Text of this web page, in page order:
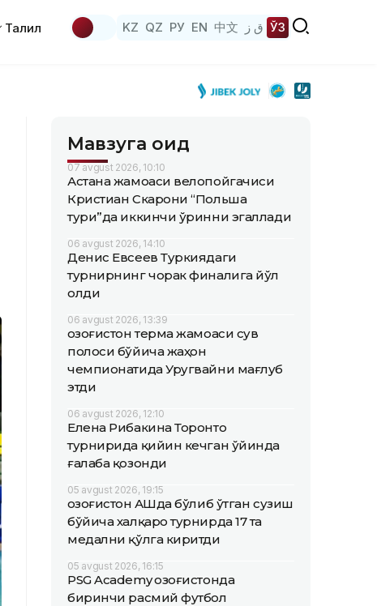
Таҳлил KZ QZ РУ EN 中文 ق ز ЎЗ
Мавзуга оид
07 avgust 2026, 10:10
Астана жамоаси велопойгачиси
Кристиан Скарони “Польша
тури”да иккинчи ўринни эгаллади
06 avgust 2026, 14:10
Денис Евсеев Туркиядаги
турнирнинг чорак финалига йўл
олди
06 avgust 2026, 13:39
Қозоғистон терма жамоаси сув
полоси бўйича жаҳон
чемпионатида Уругвайни мағлуб
этди
06 avgust 2026, 12:10
Елена Рибакина Торонто
турнирида қийин кечган ўйинда
ғалаба қозонди
05 avgust 2026, 19:15
Қозоғистон АҚШда бўлиб ўтган сузиш
бўйича халқаро турнирда 17 та
медални қўлга киритди
05 avgust 2026, 16:15
PSG Academy Қозоғистонда
биринчи расмий футбол